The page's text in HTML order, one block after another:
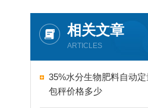
相关文章
ARTICLES
35%水分生物肥料自动
包秤价格多少